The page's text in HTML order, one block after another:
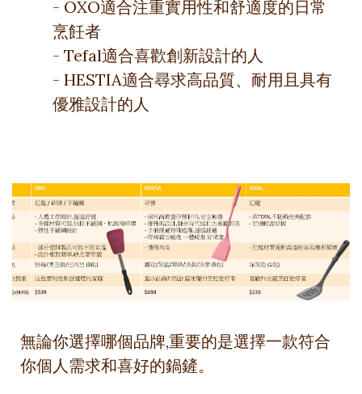
- OXO適合注重實用性和舒適度的日常
烹飪者
- Tefal適合喜歡創新設計的人
- HESTIA適合尋求高品質、耐用且具有
優雅設計的人
無論你選擇哪個品牌,重要的是選擇一款符合
你個人需求和喜好的鍋鏟。